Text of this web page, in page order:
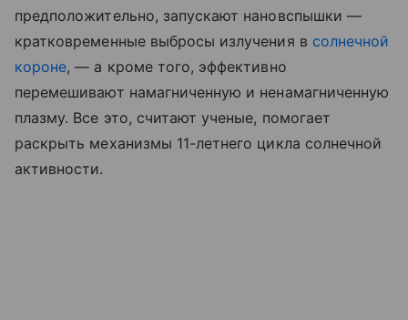
предположительно, запускают нановспышки —
кратковременные выбросы излучения в солнечной
короне, — а кроме того, эффективно
перемешивают намагниченную и ненамагниченную
плазму. Все это, считают ученые, помогает
раскрыть механизмы 11-летнего цикла солнечной
активности.